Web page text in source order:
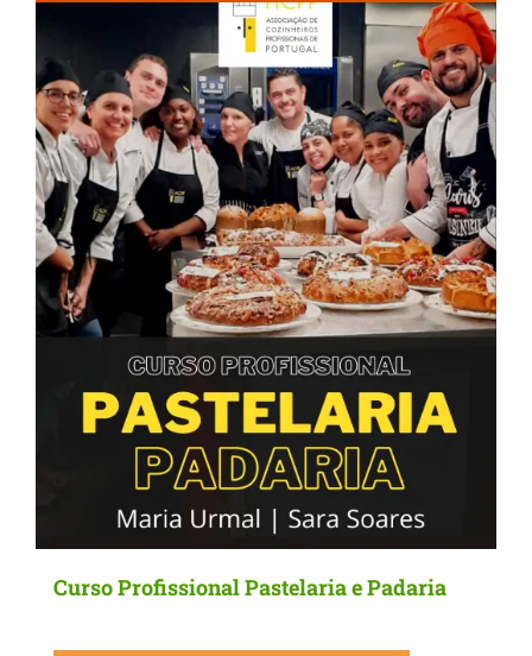
Curso Profissional Pastelaria e Padaria